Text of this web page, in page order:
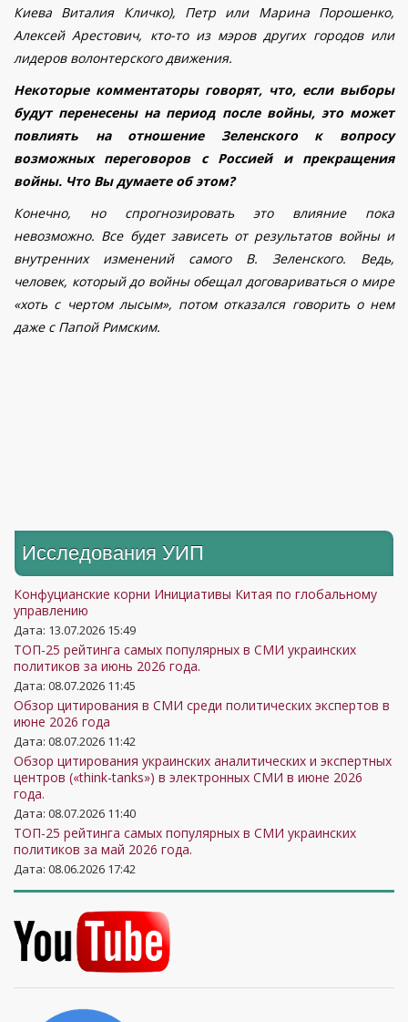
Киева Виталия Кличко), Петр или Марина Порошенко,
Алексей Арестович, кто-то из мэров других городов или
лидеров волонтерского движения.
Некоторые комментаторы говорят, что, если выборы
будут перенесены на период после войны, это может
повлиять на отношение Зеленского к вопросу
возможных переговоров с Россией и прекращения
войны. Что Вы думаете об этом?
Конечно, но спрогнозировать это влияние пока
невозможно. Все будет зависеть от результатов войны и
внутренних изменений самого В. Зеленского. Ведь,
человек, который до войны обещал договариваться о мире
«хоть с чертом лысым», потом отказался говорить о нем
даже с Папой Римским.
Исследования УИП
Конфуцианские корни Инициативы Китая по глобальному
управлению
Дата: 13.07.2026 15:49
ТОП-25 рейтинга самых популярных в СМИ украинских
политиков за июнь 2026 года.
Дата: 08.07.2026 11:45
Обзор цитирования в СМИ среди политических экспертов в
июне 2026 года
Дата: 08.07.2026 11:42
Обзор цитирования украинских аналитических и экспертных
центров («think-tanks») в электронных СМИ в июне 2026
года.
Дата: 08.07.2026 11:40
ТОП-25 рейтинга самых популярных в СМИ украинских
политиков за май 2026 года.
Дата: 08.06.2026 17:42